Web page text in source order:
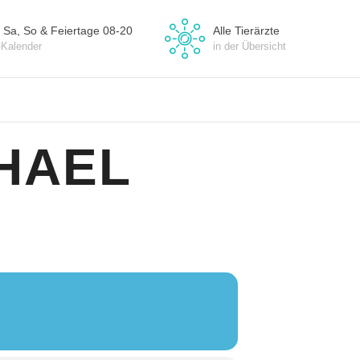
So & Feiertage 08-20 Alle Tierärzte
in der Übersicht